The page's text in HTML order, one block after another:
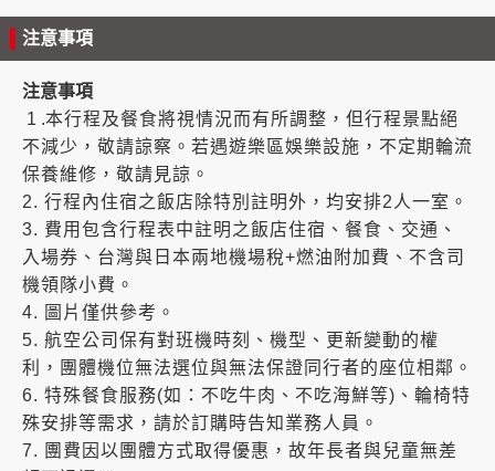
注意事項
注意事項
1 .本行程及餐食將視情況而有所調整，但行程景點絕
不減少，敬請諒察。若遇遊樂區娛樂設施，不定期輪流
保養維修，敬請見諒。
2. 行程內住宿之飯店除特別註明外，均安排2人一室。
3. 費用包含行程表中註明之飯店住宿、餐食、交通、
入場券、台灣與日本兩地機場稅+燃油附加費、不含司
機領隊小費。
4. 圖片僅供參考。
5. 航空公司保有對班機時刻、機型、更新變動的權
利，團體機位無法選位與無法保證同行者的座位相鄰。
6. 特殊餐食服務(如：不吃牛肉、不吃海鮮等)、輪椅特
殊安排等需求，請於訂購時告知業務人員。
7. 團費因以團體方式取得優惠，故年長者與兒童無差